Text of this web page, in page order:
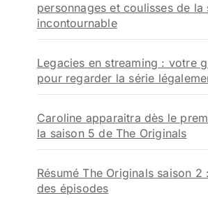
personnages et coulisses de la
incontournable
Legacies en streaming : votre
pour regarder la série
Caroline apparaitra dès le
la saison 5 de The Originals
Résumé The Originals saison
des épisodes